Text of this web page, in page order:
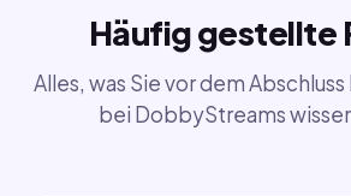
Häufig gestellte
Alles, was Sie vor dem
bei DobbyStreams